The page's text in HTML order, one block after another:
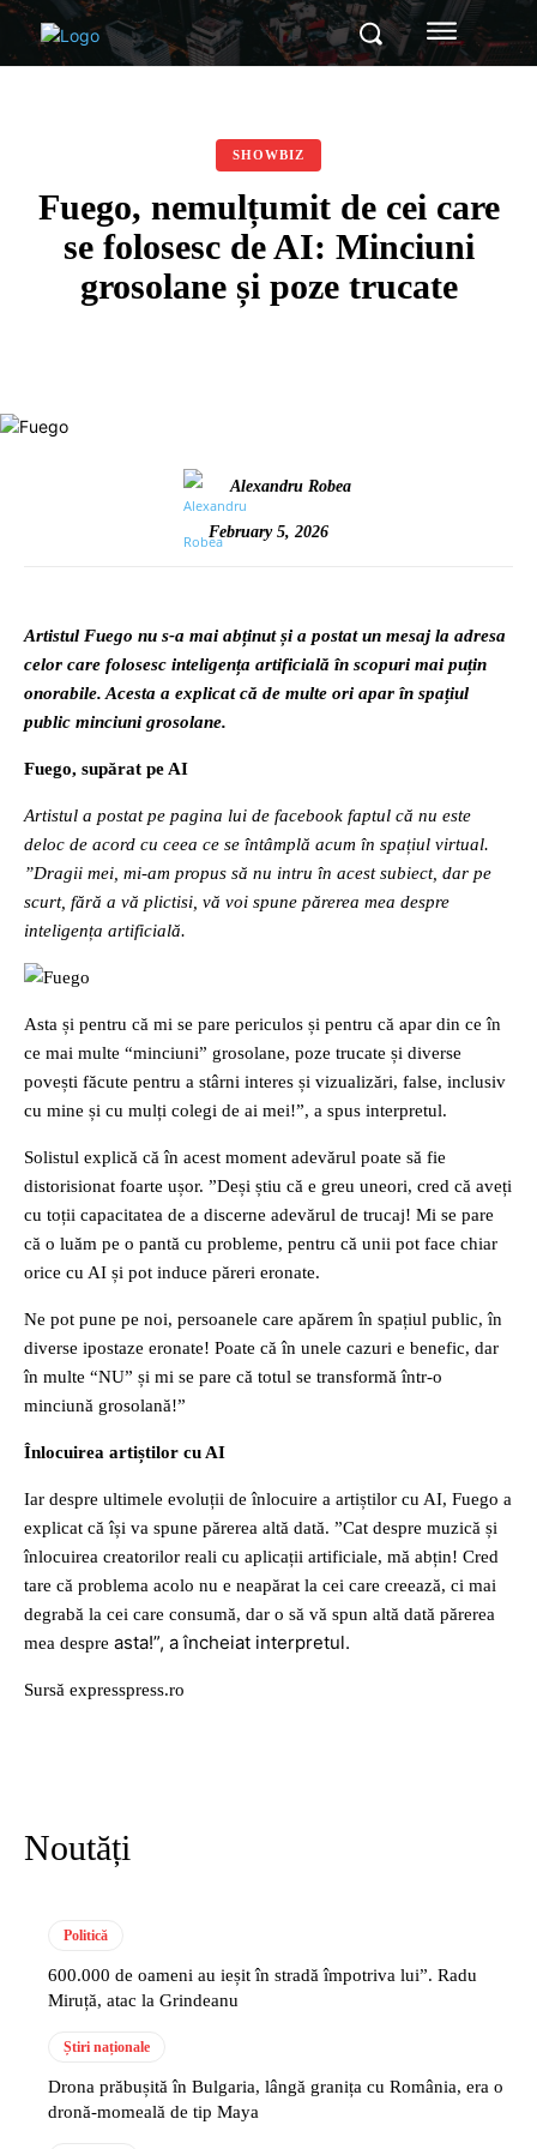
SHOWBIZ
Fuego, nemulțumit de cei care
se folosesc de AI: Minciuni
grosolane și poze trucate
Alexandru Robea
February 5, 2026
Artistul Fuego nu s-a mai abținut și a postat un mesaj la adresa
celor care folosesc inteligența artificială în scopuri mai puțin
onorabile. Acesta a explicat că de multe ori apar în spațiul
public minciuni grosolane.
Fuego, supărat pe AI
Artistul a postat pe pagina lui de facebook faptul că nu este
deloc de acord cu ceea ce se întâmplă acum în spațiul virtual.
”Dragii mei, mi-am propus să nu intru în acest subiect, dar pe
scurt, fără a vă plictisi, vă voi spune părerea mea despre
inteligența artificială.
Asta și pentru că mi se pare periculos și pentru că apar din ce în
ce mai multe “minciuni” grosolane, poze trucate și diverse
povești făcute pentru a stârni interes și vizualizări, false, inclusiv
cu mine și cu mulți colegi de ai mei!”, a spus interpretul.
Solistul explică că în acest moment adevărul poate să fie
distorisionat foarte ușor. ”Deși știu că e greu uneori, cred că aveți
cu toții capacitatea de a discerne adevărul de trucaj! Mi se pare
că o luăm pe o pantă cu probleme, pentru că unii pot face chiar
orice cu AI și pot induce păreri eronate.
Ne pot pune pe noi, persoanele care apărem în spațiul public, în
diverse ipostaze eronate! Poate că în unele cazuri e benefic, dar
în multe “NU” și mi se pare că totul se transformă într-o
minciună grosolană!”
Înlocuirea artiștilor cu AI
Iar despre ultimele evoluții de înlocuire a artiștilor cu AI, Fuego a
explicat că își va spune părerea altă dată. ”Cat despre muzică și
înlocuirea creatorilor reali cu aplicații artificiale, mă abțin! Cred
tare că problema acolo nu e neapărat la cei care creează, ci mai
degrabă la cei care consumă, dar o să vă spun altă dată părerea
mea despre asta!”, a încheiat interpretul.
Sursă expresspress.ro
Noutăți
Politică
600.000 de oameni au ieșit în stradă împotriva lui”. Radu
Miruță, atac la Grindeanu
Știri naționale
Drona prăbușită în Bulgaria, lângă granița cu România, era o
dronă-momeală de tip Maya